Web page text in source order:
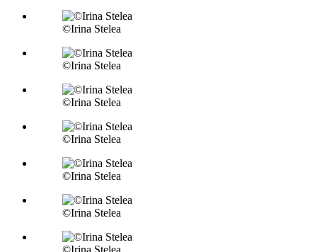
©Irina Stelea
©Irina Stelea
©Irina Stelea
©Irina Stelea
©Irina Stelea
©Irina Stelea
©Irina Stelea